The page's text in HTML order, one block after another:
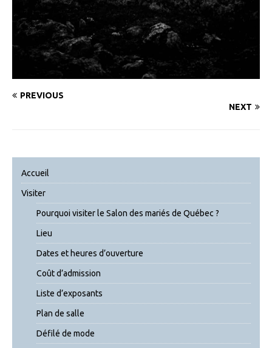
PREVIOUS
NEXT
Accueil
Visiter
Pourquoi visiter le Salon des mariés de Québec ?
Lieu
Dates et heures d’ouverture
Coût d’admission
Liste d’exposants
Plan de salle
Défilé de mode